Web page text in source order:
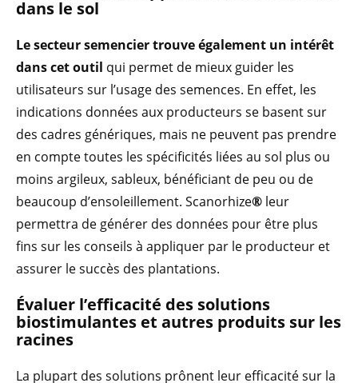
dans le sol
Le secteur semencier trouve également un intérêt
dans cet outil qui permet de mieux guider les
utilisateurs sur l’usage des semences. En effet, les
indications données aux producteurs se basent sur
des cadres génériques, mais ne peuvent pas prendre
en compte toutes les spécificités liées au sol plus ou
moins argileux, sableux, bénéficiant de peu ou de
beaucoup d’ensoleillement. Scanorhize® leur
permettra de générer des données pour être plus
fins sur les conseils à appliquer par le producteur et
assurer le succès des plantations.
Évaluer l’efficacité des solutions
biostimulantes et autres produits sur les
racines
La plupart des solutions prônent leur efficacité sur la